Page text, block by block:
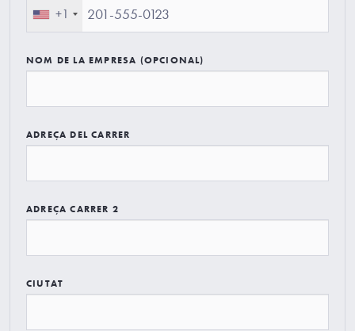
+1
NOM DE LA EMPRESA (OPCIONAL)
ADREÇA DEL CARRER
ADREÇA CARRER 2
CIUTAT